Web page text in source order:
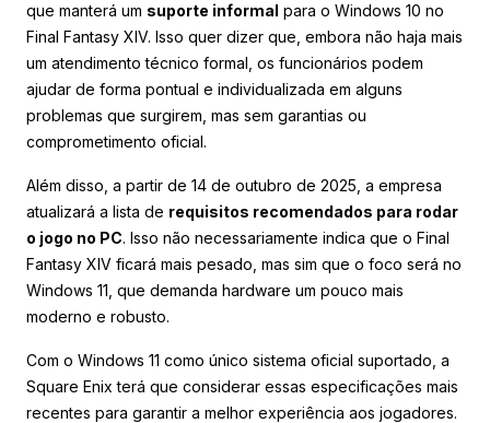
que manterá um suporte informal para o Windows 10 no
Final Fantasy XIV. Isso quer dizer que, embora não haja mais
um atendimento técnico formal, os funcionários podem
ajudar de forma pontual e individualizada em alguns
problemas que surgirem, mas sem garantias ou
comprometimento oficial.
Além disso, a partir de 14 de outubro de 2025, a empresa
atualizará a lista de requisitos recomendados para rodar
o jogo no PC. Isso não necessariamente indica que o Final
Fantasy XIV ficará mais pesado, mas sim que o foco será no
Windows 11, que demanda hardware um pouco mais
moderno e robusto.
Com o Windows 11 como único sistema oficial suportado, a
Square Enix terá que considerar essas especificações mais
recentes para garantir a melhor experiência aos jogadores.